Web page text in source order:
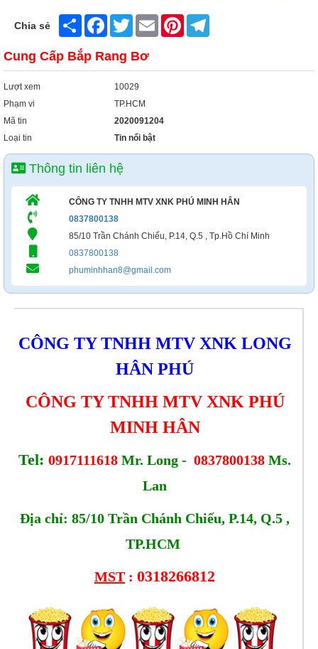
Chia sẻ Share FacebookTwitter Email Pinterest
Cung Cấp Bắp Rang Bơ
Lượt xem
10029
Phạm vi
TP.HCM
Mã tin
2020091204
Loại tin
Tin nổi bật
Thông tin liên hệ
CÔNG TY TNHH MTV XNK PHÚ MINH HÂN
0837800138
85/10 Trần Chánh Chiếu, P.14, Q.5 , Tp.Hồ Chí Minh
0837800138
phuminhhan8@gmail.com
CÔNG TY TNHH MTV XNK LONG
HÂN PHÚ
CÔNG TY TNHH MTV XNK PHÚ
MINH HÂN
Tel: 0917111618 Mr. Long - 0837800138 Ms.
Lan
Địa chỉ: 85/10 Trần Chánh Chiếu, P.14, Q.5 ,
TP.HCM
MST : 0318266812